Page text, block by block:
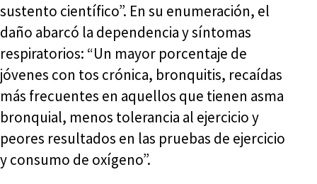
sustento científico”. En su enumeración, el
daño abarcó la dependencia y síntomas
respiratorios: “Un mayor porcentaje de
jóvenes con tos crónica, bronquitis, recaídas
más frecuentes en aquellos que tienen asma
bronquial, menos tolerancia al ejercicio y
peores resultados en las pruebas de ejercicio
y consumo de oxígeno”.